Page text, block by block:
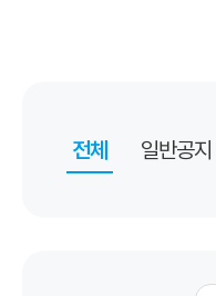
전체 일반공지